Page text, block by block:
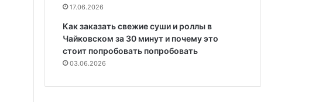
17.06.2026
Как заказать свежие суши и роллы в
Чайковском за 30 минут и почему это
стоит попробовать попробовать
03.06.2026